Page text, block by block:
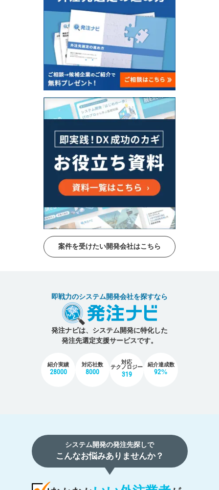
案件を受けたい開発会社はこちら
即戦力のシステム開発会社を探すなら
発注ナビは、システム開発に特化した
発注先選定支援サービスです。
紹介実績
28000
対応社数
8000
対応
テクノロジー
319
紹介達成数
92%
システム開発の発注先探しで
こんなお悩みありませんか？